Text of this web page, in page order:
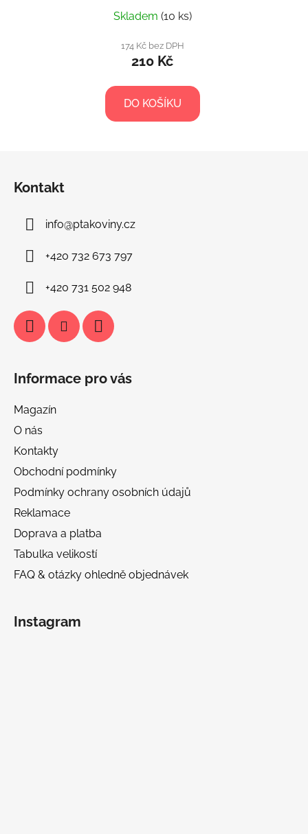
Skladem (10 ks)
174 Kč bez DPH
210 Kč
DO KOŠÍKU
Kontakt
info@ptakoviny.cz
+420 732 673 797
+420 731 502 948
Informace pro vás
Magazín
O nás
Kontakty
Obchodní podmínky
Podmínky ochrany osobních údajů
Reklamace
Doprava a platba
Tabulka velikostí
FAQ & otázky ohledně objednávek
Instagram